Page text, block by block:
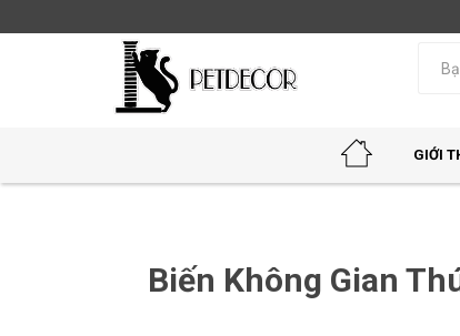
GIỚI
Biến Không Gian